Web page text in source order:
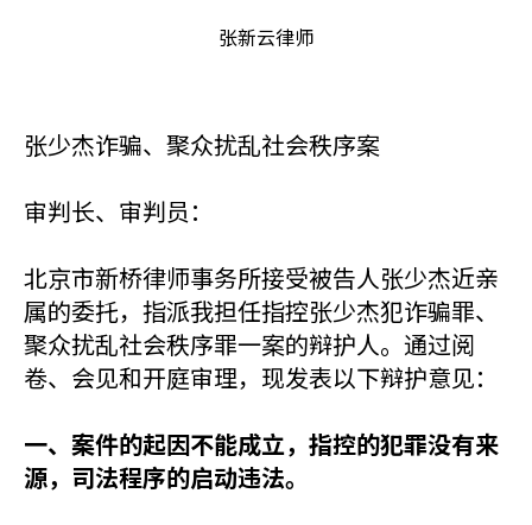
张新云律师
张少杰诈骗、聚众扰乱社会秩序案
审判长、审判员：
北京市新桥律师事务所接受被告人张少杰近亲
属的委托，指派我担任指控张少杰犯诈骗罪、
聚众扰乱社会秩序罪一案的辩护人。通过阅
卷、会见和开庭审理，现发表以下辩护意见：
一、案件的起因不能成立，指控的犯罪没有来
源，司法程序的启动违法。